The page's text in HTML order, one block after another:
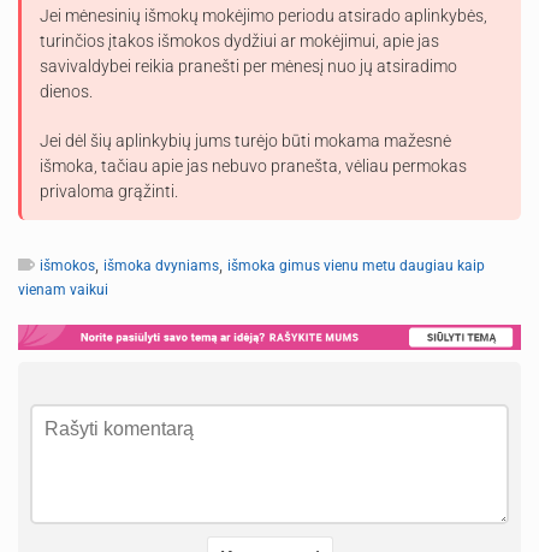
Jei mėnesinių išmokų mokėjimo periodu atsirado aplinkybės,
turinčios įtakos išmokos dydžiui ar mokėjimui, apie jas
savivaldybei reikia pranešti per mėnesį nuo jų atsiradimo
dienos.
Jei dėl šių aplinkybių jums turėjo būti mokama mažesnė
išmoka, tačiau apie jas nebuvo pranešta, vėliau permokas
privaloma grąžinti.
išmokos, išmoka dvyniams, išmoka gimus vienu metu daugiau kaip
vienam vaikui